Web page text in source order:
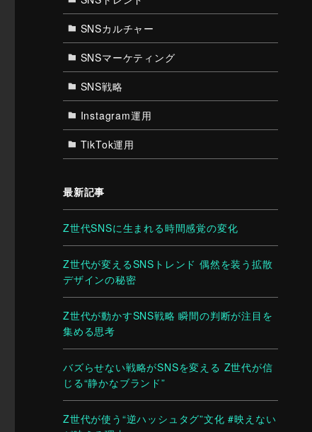
SNSカルチャー
SNSマーケティング
SNS戦略
Instagram運用
TikTok運用
最新記事
Z世代SNSに生まれる時間感覚の変化
Z世代が変えるSNSトレンド 偶然を装う拡散
デザインの秘密
Z世代が動かすSNS戦略 瞬間の判断が注目を
集める思考
バズらせない戦略がSNSを変える Z世代が信
じる“静かなブランド”
Z世代が使う“逆ハッシュタグ”文化 #映えない